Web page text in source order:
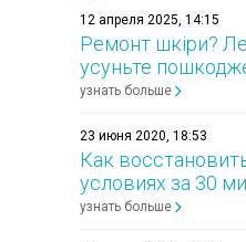
12 апреля 2025, 14:15
Ремонт шкіри?
усуньте
узнать больше
23 июня 2020, 18:53
Как
условиях за 30
узнать больше